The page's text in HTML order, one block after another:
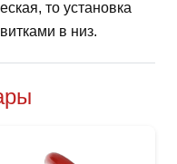
то установка
в низ.